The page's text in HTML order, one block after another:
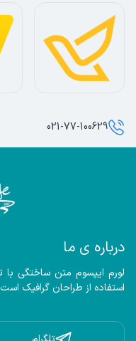
درباره ی ما
استفاده از طراحان گرافیک است
021-77-100629